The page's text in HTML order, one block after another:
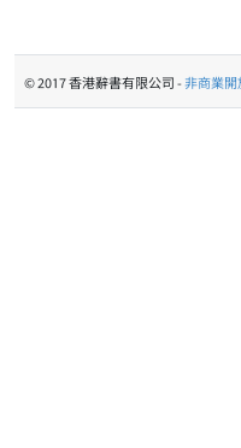
© 2017 香港辭書有限公司 -非商業開